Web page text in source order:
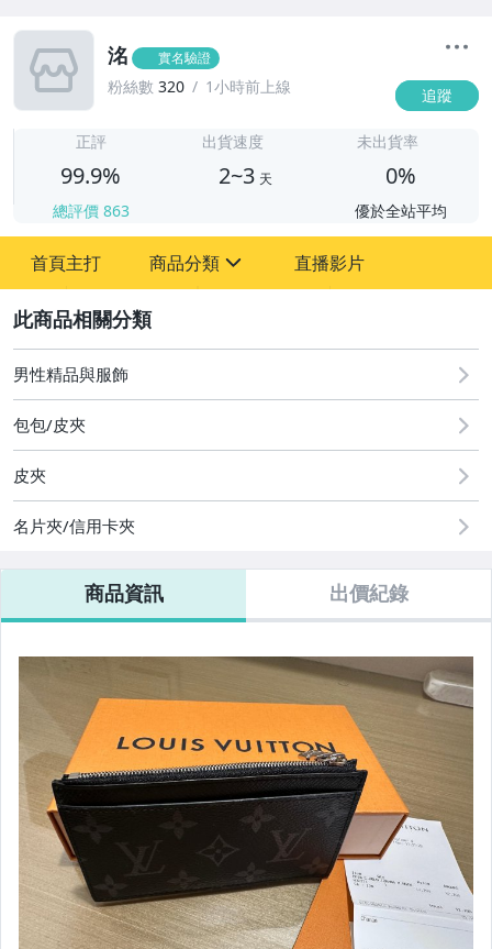
洺 實名驗證
粉絲數 320 1小時前上線 追蹤
正評
99.9%
總評價 863
出貨速度
2~3 天
未出貨率
0%
優於全站平均
首頁主打 商品分類
嬰幼兒與孕婦
手機、配件與通訊
居家、家具與園藝
男性精品與服飾
女包精品與女鞋
直播影片
男性精品與服飾
包包/皮夾
皮夾
名片夾/信用卡夾
商品資訊 出價紀錄